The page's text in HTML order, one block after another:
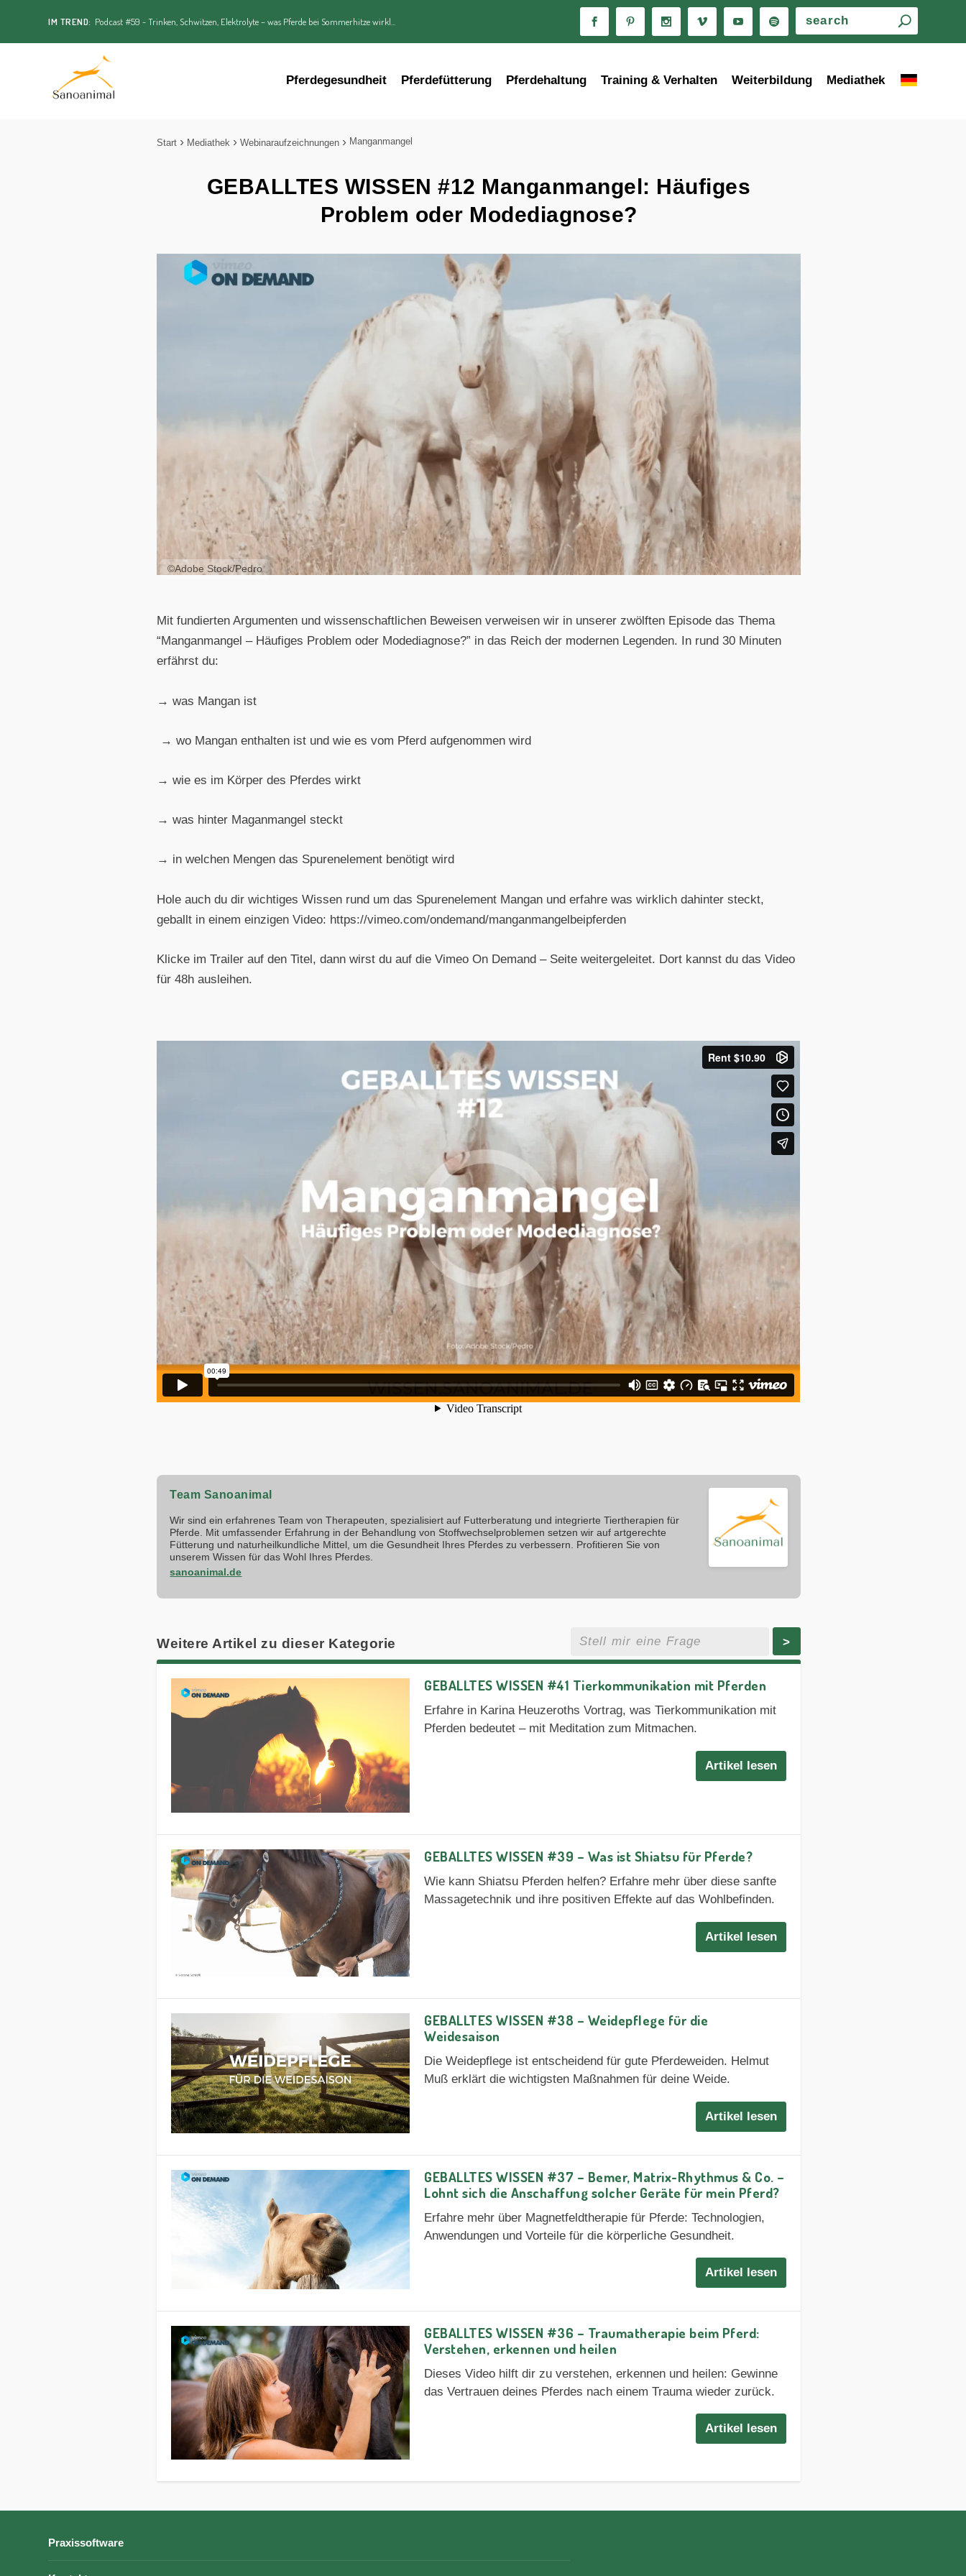
IM TREND: Podcast #59 - Trinken, Schwitzen, Elektrolyte – was Pferde bei Sommerhitze wirkl...
Pferdegesundheit Pferdefütterung Pferdehaltung Training & Verhalten Weiterbildung Mediathek
Start Mediathek Webinaraufzeichnungen Manganmangel
GEBALLTES WISSEN #12 Manganmangel: Häufiges
Problem oder Modediagnose?
©Adobe Stock/Pedro
Mit fundierten Argumenten und wissenschaftlichen Beweisen verweisen wir in unserer zwölften Episode das Thema
“Manganmangel – Häufiges Problem oder Modediagnose?” in das Reich der modernen Legenden. In rund 30 Minuten
erfährst du:
→ was Mangan ist
→ wo Mangan enthalten ist und wie es vom Pferd aufgenommen wird
→ wie es im Körper des Pferdes wirkt
→ was hinter Maganmangel steckt
→ in welchen Mengen das Spurenelement benötigt wird
Hole auch du dir wichtiges Wissen rund um das Spurenelement Mangan und erfahre was wirklich dahinter steckt,
geballt in einem einzigen Video: https://vimeo.com/ondemand/manganmangelbeipferden
Klicke im Trailer auf den Titel, dann wirst du auf die Vimeo On Demand – Seite weitergeleitet. Dort kannst du das Video
für 48h ausleihen.
Team Sanoanimal
Wir sind ein erfahrenes Team von Therapeuten, spezialisiert auf Futterberatung und integrierte Tiertherapien für
Pferde. Mit umfassender Erfahrung in der Behandlung von Stoffwechselproblemen setzen wir auf artgerechte
Fütterung und naturheilkundliche Mittel, um die Gesundheit Ihres Pferdes zu verbessern. Profitieren Sie von
unserem Wissen für das Wohl Ihres Pferdes.
sanoanimal.de
Weitere Artikel zu dieser Kategorie >
GEBALLTES WISSEN #41 Tierkommunikation mit Pferden
Erfahre in Karina Heuzeroths Vortrag, was Tierkommunikation mit
Pferden bedeutet – mit Meditation zum Mitmachen.
Artikel lesen
GEBALLTES WISSEN #39 – Was ist Shiatsu für Pferde?
Wie kann Shiatsu Pferden helfen? Erfahre mehr über diese sanfte
Massagetechnik und ihre positiven Effekte auf das Wohlbefinden.
Artikel lesen
GEBALLTES WISSEN #38 – Weidepflege für die
Weidesaison
Die Weidepflege ist entscheidend für gute Pferdeweiden. Helmut
Muß erklärt die wichtigsten Maßnahmen für deine Weide.
Artikel lesen
GEBALLTES WISSEN #37 – Bemer, Matrix-Rhythmus & Co. –
Lohnt sich die Anschaffung solcher Geräte für mein Pferd?
Erfahre mehr über Magnetfeldtherapie für Pferde: Technologien,
Anwendungen und Vorteile für die körperliche Gesundheit.
Artikel lesen
GEBALLTES WISSEN #36 – Traumatherapie beim Pferd:
Verstehen, erkennen und heilen
Dieses Video hilft dir zu verstehen, erkennen und heilen: Gewinne
das Vertrauen deines Pferdes nach einem Trauma wieder zurück.
Artikel lesen
Praxissoftware